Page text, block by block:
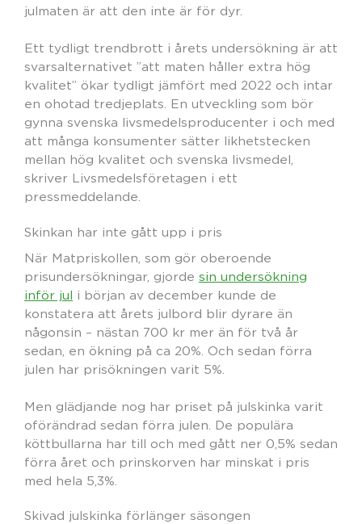
julmaten är att den inte är för dyr.
Ett tydligt trendbrott i årets undersökning är att
svarsalternativet ”att maten håller extra hög
kvalitet” ökar tydligt jämfört med 2022 och intar
en ohotad tredjeplats. En utveckling som bör
gynna svenska livsmedelsproducenter i och med
att många konsumenter sätter likhetstecken
mellan hög kvalitet och svenska livsmedel,
skriver Livsmedelsföretagen i ett
pressmeddelande.
Skinkan har inte gått upp i pris
När Matpriskollen, som gör oberoende
prisundersökningar, gjorde sin undersökning
inför jul i början av december kunde de
konstatera att årets julbord blir dyrare än
någonsin – nästan 700 kr mer än för två år
sedan, en ökning på ca 20%. Och sedan förra
julen har prisökningen varit 5%.
Men glädjande nog har priset på julskinka varit
oförändrad sedan förra julen. De populära
köttbullarna har till och med gått ner 0,5% sedan
förra året och prinskorven har minskat i pris
med hela 5,3%.
Skivad julskinka förlänger säsongen